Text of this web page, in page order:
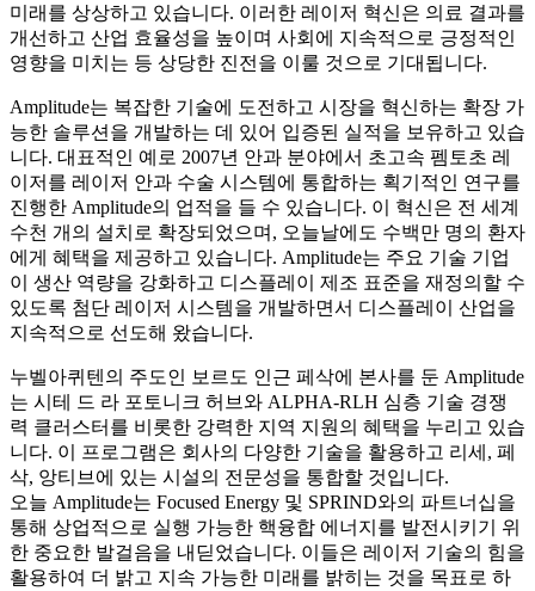
미래를 상상하고 있습니다. 이러한 레이저 혁신은 의료 결과를
개선하고 산업 효율성을 높이며 사회에 지속적으로 긍정적인
영향을 미치는 등 상당한 진전을 이룰 것으로 기대됩니다.
Amplitude는 복잡한 기술에 도전하고 시장을 혁신하는 확장 가
능한 솔루션을 개발하는 데 있어 입증된 실적을 보유하고 있습
니다. 대표적인 예로 2007년 안과 분야에서 초고속 펨토초 레
이저를 레이저 안과 수술 시스템에 통합하는 획기적인 연구를
진행한 Amplitude의 업적을 들 수 있습니다. 이 혁신은 전 세계
수천 개의 설치로 확장되었으며, 오늘날에도 수백만 명의 환자
에게 혜택을 제공하고 있습니다. Amplitude는 주요 기술 기업
이 생산 역량을 강화하고 디스플레이 제조 표준을 재정의할 수
있도록 첨단 레이저 시스템을 개발하면서 디스플레이 산업을
지속적으로 선도해 왔습니다.
누벨아퀴텐의 주도인 보르도 인근 페삭에 본사를 둔 Amplitude
는 시테 드 라 포토니크 허브와 ALPHA-RLH 심층 기술 경쟁
력 클러스터를 비롯한 강력한 지역 지원의 혜택을 누리고 있습
니다. 이 프로그램은 회사의 다양한 기술을 활용하고 리세, 페
삭, 앙티브에 있는 시설의 전문성을 통합할 것입니다.
오늘 Amplitude는 Focused Energy 및 SPRIND와의 파트너십을
통해 상업적으로 실행 가능한 핵융합 에너지를 발전시키기 위
한 중요한 발걸음을 내딛었습니다. 이들은 레이저 기술의 힘을
활용하여 더 밝고 지속 가능한 미래를 밝히는 것을 목표로 하